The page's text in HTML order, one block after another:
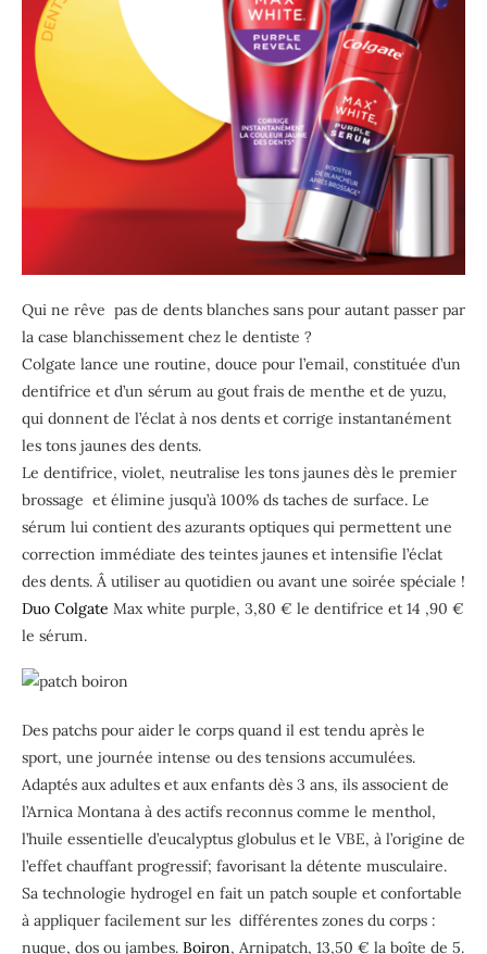
Qui ne rêve pas de dents blanches sans pour autant passer par
la case blanchissement chez le dentiste ?
Colgate lance une routine, douce pour l’email, constituée d’un
dentifrice et d’un sérum au gout frais de menthe et de yuzu,
qui donnent de l’éclat à nos dents et corrige instantanément
les tons jaunes des dents.
Le dentifrice, violet, neutralise les tons jaunes dès le premier
brossage et élimine jusqu’à 100% ds taches de surface. Le
sérum lui contient des azurants optiques qui permettent une
correction immédiate des teintes jaunes et intensifie l’éclat
des dents. Â utiliser au quotidien ou avant une soirée spéciale !
Duo Colgate Max white purple, 3,80 € le dentifrice et 14 ,90 €
le sérum.
Des patchs pour aider le corps quand il est tendu après le
sport, une journée intense ou des tensions accumulées.
Adaptés aux adultes et aux enfants dès 3 ans, ils associent de
l’Arnica Montana à des actifs reconnus comme le menthol,
l’huile essentielle d’eucalyptus globulus et le VBE, à l’origine de
l’effet chauffant progressif; favorisant la détente musculaire.
Sa technologie hydrogel en fait un patch souple et confortable
à appliquer facilement sur les différentes zones du corps :
nuque, dos ou jambes. Boiron, Arnipatch, 13,50 € la boîte de 5.